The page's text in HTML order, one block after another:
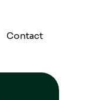
Contact